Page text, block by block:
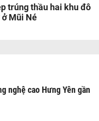
trúng thầu hai khu đô
Mũi Né
nghệ cao Hưng Yên gần